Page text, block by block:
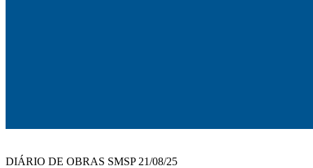
DIÁRIO DE OBRAS SMSP 21/08/25